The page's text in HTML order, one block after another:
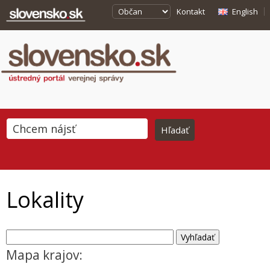
Kontakt English
Lokality
Mapa krajov: